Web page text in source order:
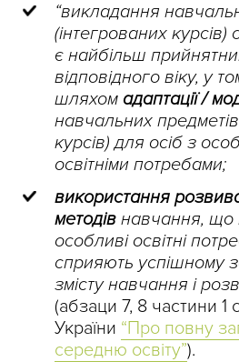
“викладання
(інтегрованих
є найбільш
відповідного віку, у
шляхом адаптації /
навчальних
курсів) для осіб з
освітніми потребами;
використання
методів навчання, що
особливі освітні
сприяють успішному
змісту навчання і
(абзаци 7, 8 частини 1
України “Про повну
середню освіту”).